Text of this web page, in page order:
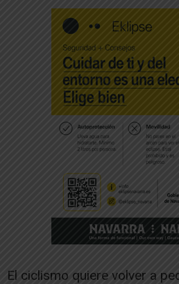
El ciclismo quiere volver a